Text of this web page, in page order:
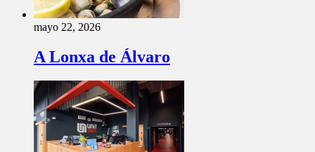
mayo 22, 2026
A Lonxa de Álvaro